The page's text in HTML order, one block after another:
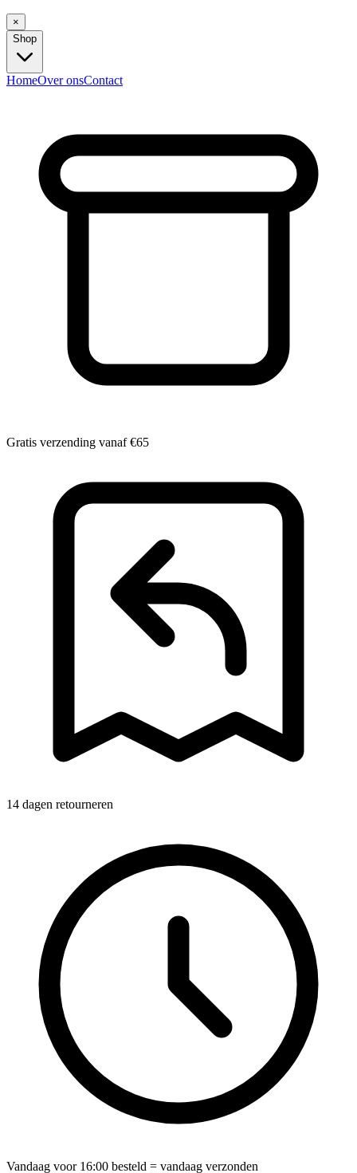
×
Shop
HomeOver onsContact
Gratis verzending vanaf€65
14 dagen retourneren
Vandaag voor 16:00 besteld = vandaag verzonden